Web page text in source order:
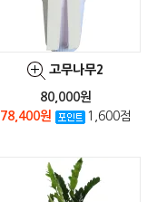
고무나무2
80,000원
78,400원
1,600점